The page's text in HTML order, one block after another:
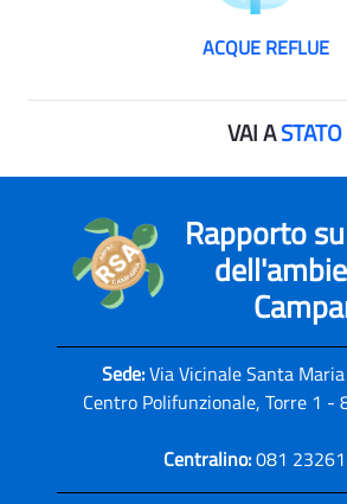
ACQUE REFLUE
VAI A
Rapporto
Sede:Via Vicinale Santa
Centro Polifunzionale, Torre 1 -
Centralino:081